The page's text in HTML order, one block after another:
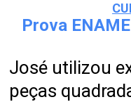
Prova
José utilizou
peças